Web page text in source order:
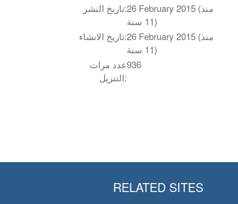
تاريخ النشر:26 February 2015 (منذ
11 سنة)
تاريخ الانشاء:26 February 2015 (منذ
11 سنة)
عدد مرات
التنزيل:
936
RELATED SITES